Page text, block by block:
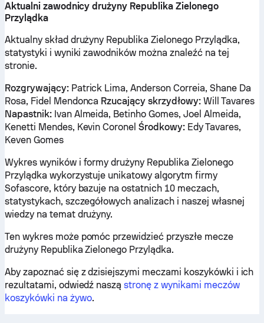
Aktualni zawodnicy drużyny Republika Zielonego
Przylądka
Aktualny skład drużyny Republika Zielonego Przylądka,
statystyki i wyniki zawodników można znaleźć na tej
stronie.
Rozgrywający:Patrick Lima, Anderson Correia, Shane Da
Rosa, Fidel Mendonca Rzucający skrzydłowy:Will Tavares
Napastnik:Ivan Almeida, Betinho Gomes, Joel Almeida,
Kenetti Mendes, Kevin CoronelŚrodkowy:Edy Tavares,
Keven Gomes
Wykres wyników i formy drużyny Republika Zielonego
Przylądka wykorzystuje unikatowy algorytm firmy
Sofascore, który bazuje na ostatnich 10 meczach,
statystykach, szczegółowych analizach i naszej własnej
wiedzy na temat drużyny.
Ten wykres może pomóc przewidzieć przyszłe mecze
drużyny Republika Zielonego Przylądka.
Aby zapoznać się z dzisiejszymi meczami koszykówki i ich
rezultatami, odwiedź nasząstronę z wynikami meczów
koszykówki na żywo.